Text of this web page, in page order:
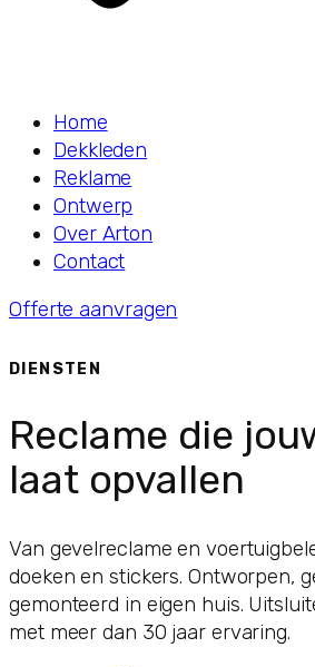
Home
Dekkleden
Reklame
Ontwerp
Over Arton
Contact
Offerte aanvragen
DIENSTEN
Reclame die
laat opvallen
Van gevelreclame en
doeken en stickers. Ontworpen,
gemonteerd in eigen huis.
met meer dan 30 jaar ervaring.